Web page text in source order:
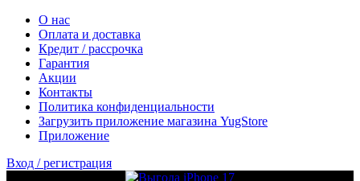
О нас
Оплата и доставка
Кредит / рассрочка
Гарантия
Акции
Контакты
Политика конфиденциальности
Загрузить приложение магазина YugStore
Приложение
Вход / регистрация